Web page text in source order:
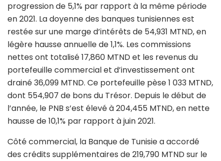
progression de 5,1% par rapport à la même période
en 2021. La doyenne des banques tunisiennes est
restée sur une marge d’intérêts de 54,931 MTND, en
légère hausse annuelle de 1,1%. Les commissions
nettes ont totalisé 17,860 MTND et les revenus du
portefeuille commercial et d’investissement ont
drainé 36,099 MTND. Ce portefeuille pèse 1 033 MTND,
dont 554,907 de bons du Trésor. Depuis le début de
l’année, le PNB s’est élevé à 204,455 MTND, en nette
hausse de 10,1% par rapport à juin 2021.
Côté commercial, la Banque de Tunisie a accordé
des crédits supplémentaires de 219,790 MTND sur le